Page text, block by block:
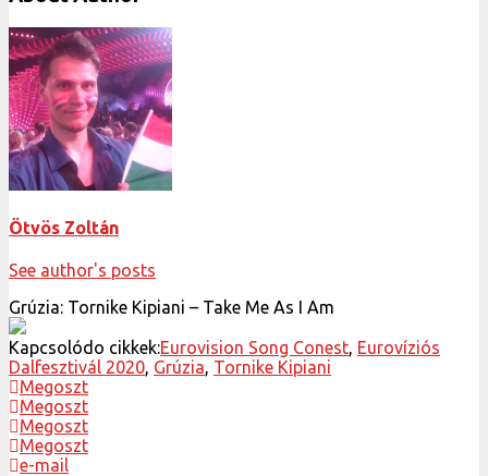
Ötvös Zoltán
See author's posts
Grúzia: Tornike Kipiani – Take Me As I Am
Kapcsolódo cikkek:Eurovision Song Conest, Eurovíziós
Dalfesztivál 2020, Grúzia, Tornike Kipiani
Megoszt
Megoszt
Megoszt
Megoszt
e-mail